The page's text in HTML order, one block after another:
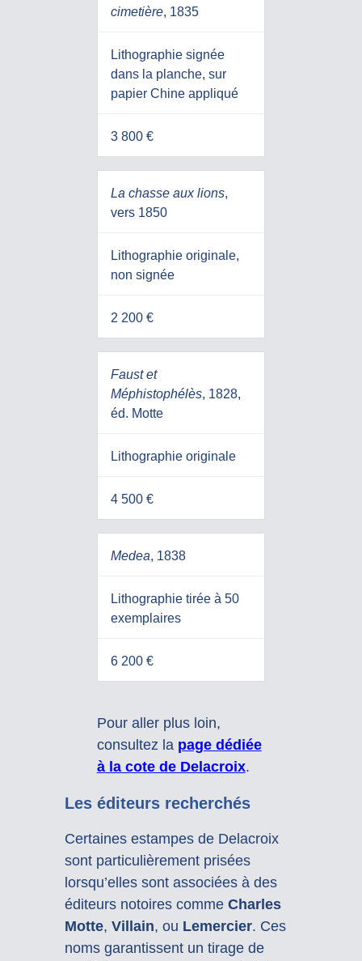
cimetière, 1835
Lithographie signée
dans la planche, sur
papier Chine appliqué
3 800 €
La chasse aux lions,
vers 1850
Lithographie originale,
non signée
2 200 €
Faust et
Méphistophélès, 1828,
éd. Motte
Lithographie originale
4 500 €
Medea, 1838
Lithographie tirée à 50
exemplaires
6 200 €
Pour aller plus loin,
consultez la page dédiée
à la cote de Delacroix.
Les éditeurs recherchés
Certaines estampes de Delacroix
sont particulièrement prisées
lorsqu’elles sont associées à des
éditeurs notoires comme Charles
Motte, Villain, ou Lemercier. Ces
noms garantissent un tirage de